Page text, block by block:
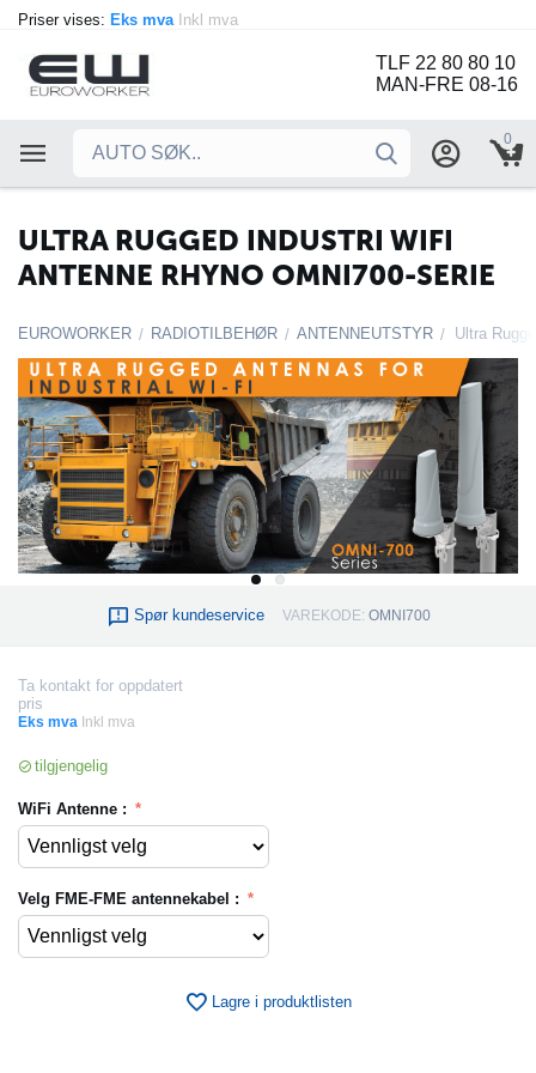
Priser vises: Eks mva Inkl mva
TLF 22 80 80 10
MAN-FRE 08-16
0
ULTRA RUGGED INDUSTRI WIFI
ANTENNE RHYNO OMNI700-SERIE
EUROWORKER / RADIOTILBEHØR / ANTENNEUTSTYR /
Spør kundeservice VAREKODE: OMNI700
Ta kontakt for oppdatert
pris
Eks mva Inkl mva
tilgjengelig
WiFi Antenne :
Velg FME-FME antennekabel :
Lagre i produktlisten